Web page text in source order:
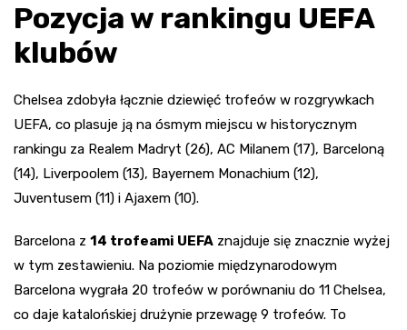
Pozycja w rankingu UEFA
klubów
Chelsea zdobyła łącznie dziewięć trofeów w rozgrywkach
UEFA, co plasuje ją na ósmym miejscu w historycznym
rankingu za Realem Madryt (26), AC Milanem (17), Barceloną
(14), Liverpoolem (13), Bayernem Monachium (12),
Juventusem (11) i Ajaxem (10).
Barcelona z 14 trofeami UEFA znajduje się znacznie wyżej
w tym zestawieniu. Na poziomie międzynarodowym
Barcelona wygrała 20 trofeów w porównaniu do 11 Chelsea,
co daje katalońskiej drużynie przewagę 9 trofeów. To